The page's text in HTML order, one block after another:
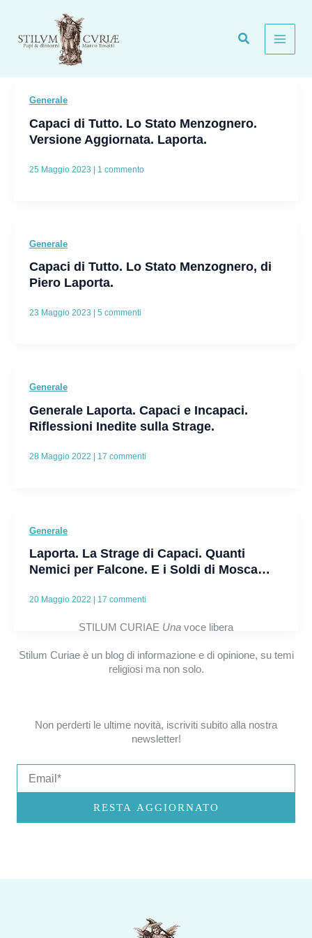
contenuto
Generale
Capaci di Tutto. Lo Stato Menzognero.
Versione Aggiornata. Laporta.
25 Maggio 2023 | 1 commento
Generale
Capaci di Tutto. Lo Stato Menzognero, di
Piero Laporta.
23 Maggio 2023 5 commenti
Generale
Generale Laporta. Capaci e Incapaci.
Riflessioni Inedite sulla Strage.
28 Maggio 2022 | 17 commenti
Generale
Laporta. La Strage di Capaci. Quanti
Nemici per Falcone. E i Soldi di Mosca…
20 Maggio 2022 17 commenti
STILUM CURIAE Una voce libera
Stilum Curiae è un blog di informazione e di opinione, su temi
religiosi ma non solo.
Non perderti le ultime novità, iscriviti subito alla nostra
newsletter!
RESTA AGGIORNATO